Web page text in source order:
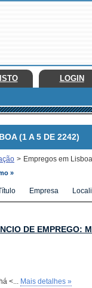
LOGIN
(1 A 5 DE 2242)
> Empregos em
»
Empresa
DE EMPREGO:
<... Mais detalhes »